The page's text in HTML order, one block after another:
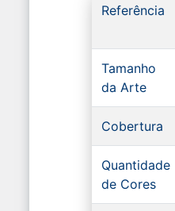
Referência
Tamanho
da Arte
Cobertura
Quantidade
de Cores